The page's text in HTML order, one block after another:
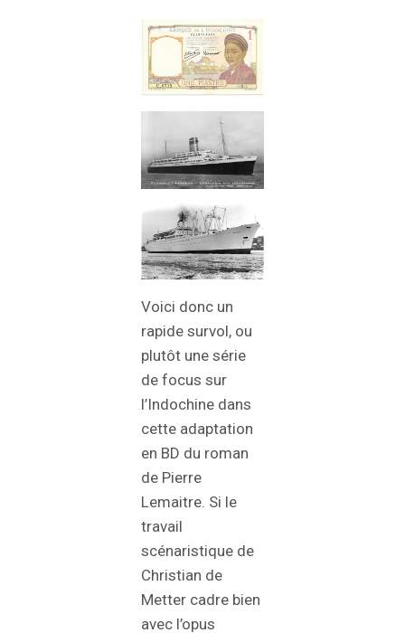
Voici donc un
rapide survol, ou
plutôt une série
de focus sur
l’Indochine dans
cette adaptation
en BD du roman
de Pierre
Lemaitre. Si le
travail
scénaristique de
Christian de
Metter cadre bien
avec l’opus